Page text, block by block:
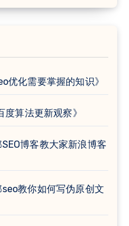
优化需要掌握的知识》
度算法更新观察》
博客教大家新浪博客
seo教你如何写伪原创文